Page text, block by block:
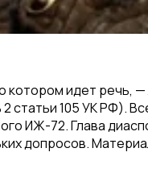
идет речь,
105 УК РФ).
ИЖ-72. Глава
допросов.